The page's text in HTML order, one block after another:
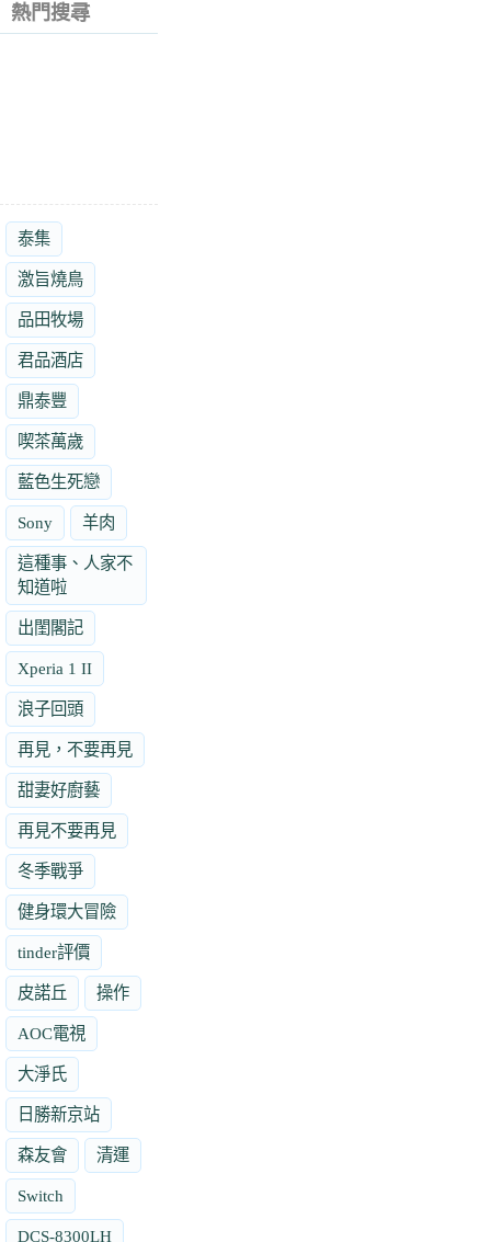
熱門搜尋
泰集
激旨燒鳥
品田牧場
君品酒店
鼎泰豐
喫茶萬歲
藍色生死戀
Sony 羊肉
這種事、人家不
知道啦
出閨閣記
Xperia 1 II
浪子回頭
再見，不要再見
甜妻好廚藝
再見不要再見
冬季戰爭
健身環大冒險
tinder評價
皮諾丘 操作
AOC電視
大淨氏
日勝新京站
森友會 清運
Switch
DCS-8300LH